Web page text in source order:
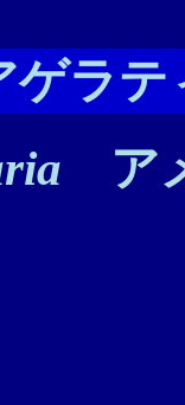
ラテ
ア